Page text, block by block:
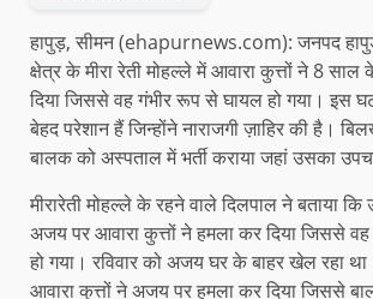
हापुड़, सीमन (ehapurnews.com): जनपद
क्षेत्र के मीरा रेती मोहल्ले में आवारा कुत्तों ने 8
दिया जिससे वह गंभीर रूप से घायल हो गया। इस
बेहद परेशान हैं जिन्होंने नाराजगी ज़ाहिर की है।
बालक को अस्पताल में भर्ती कराया जहां उसका
मीरारेती मोहल्ले के रहने वाले दिलपाल ने बताया
अजय पर आवारा कुत्तों ने हमला कर दिया जिससे
हो गया। रविवार को अजय घर के बाहर खेल रहा
आवारा कुत्तों ने अजय पर हमला कर दिया जिससे